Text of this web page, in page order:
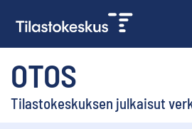
OTOS
Tilastokeskuksen julkaisut